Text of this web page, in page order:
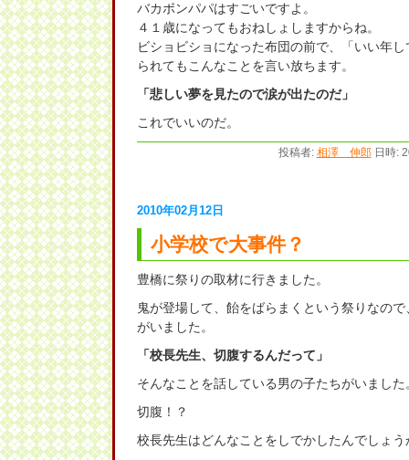
バカボンパパはすごいですよ。
４１歳になってもおねしょしますからね。
ビショビショになった布団の前で、「いい年
られてもこんなことを言い放ちます。
「悲しい夢を見たので涙が出たのだ」
これでいいのだ。
投稿者: 相澤 伸郎日時:
2010年02月12日
小学校で大事件？
豊橋に祭りの取材に行きました。
鬼が登場して、飴をばらまくという祭りなの
がいました。
「校長先生、切腹するんだって」
そんなことを話している男の子たちがいました
切腹！？
校長先生はどんなことをしでかしたんでしょう